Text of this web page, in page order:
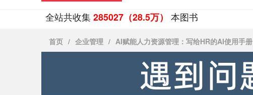
全站共收集285027（28.5万） 本图书
首页 / 企业管理 / AI赋能人力资源管理：写给HR的AI使用手册